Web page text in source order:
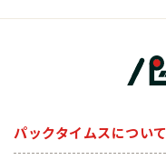
パックタイムスについて